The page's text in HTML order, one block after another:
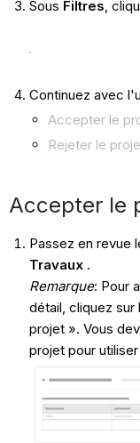
Sous Filtres,
Continuez avec
Accepter le
Rejeter le
Accepter le
Passez en revue
Travaux.
Remarque: Pour
détail, cliquez sur
projet ». Vous
projet pour